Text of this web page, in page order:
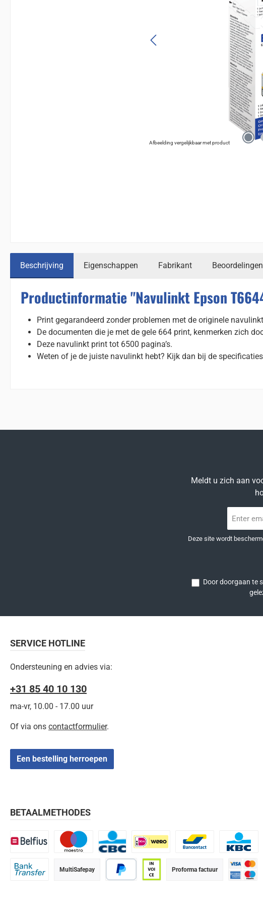
Afbeelding vergelijkbaar met product
Beschrijving Eigenschappen Fabrikant Beoordelingen
Productinformatie "Navulinkt Epson
Print gegarandeerd zonder problemen met de originele
De documenten die je met de gele 664 print, kenmerken zich
Deze navulinkt print tot 6500 pagina’s.
Weten of je de juiste navulinkt hebt? Kijk dan bij de specificaties
Meldt u zich aan
mailadres
Deze site wordt
Door doorgaan te
SERVICE HOTLINE
Ondersteuning en advies via:
+31 85 40 10 130
ma-vr, 10.00 - 17.00 uur
Of via ons contactformulier.
Een bestelling herroepen
BETAALMETHODES
iDEAL | Wero
MultiSafepay Proforma factuur
CBC